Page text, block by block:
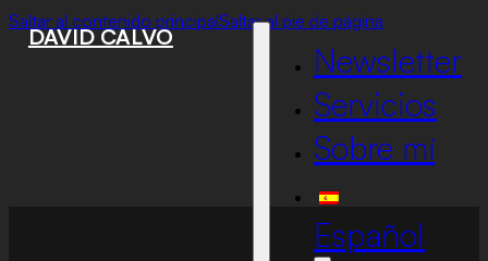
Saltar al contenido principalSaltar al pie de página
DAVID CALVO
Newsletter
Servicios
Sobre mí
Español